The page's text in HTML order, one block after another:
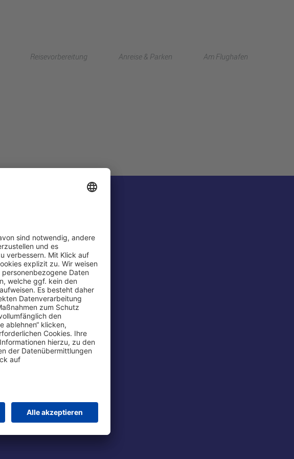
Reisevorbereitung Anreise & Parken Am Flughafen
Über uns
Fraport AG
Business am Airport
FRA Eventlocations
Jobs am Airport
Konzernstrategie